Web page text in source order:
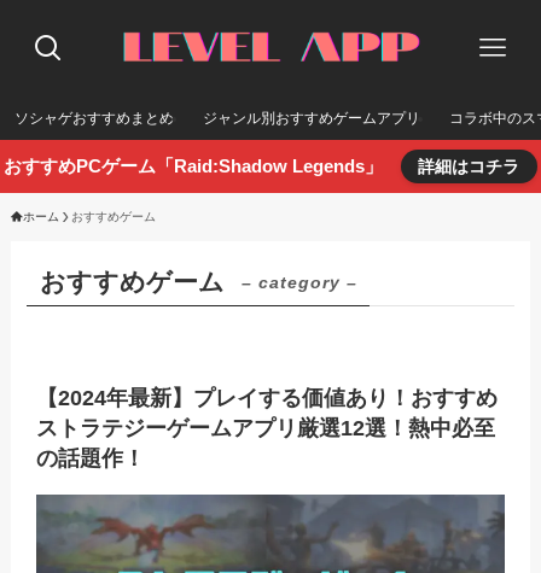
ソシャゲおすすめまとめ ジャンル別おすすめゲームアプリ コラボ中のス
おすすめPCゲーム「Raid:Shadow Legends」 詳細はコチラ
ホーム おすすめゲーム
おすすめゲーム – category –
【2024年最新】プレイする価値あり！おすすめ
ストラテジーゲームアプリ厳選12選！熱中必至
の話題作！